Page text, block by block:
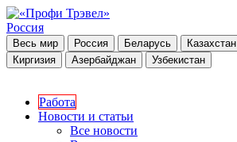
Россия
Весь мир Россия Беларусь Казахстан
Киргизия
Азербайджан Узбекистан
Работа
Новости и статьи
Все новости